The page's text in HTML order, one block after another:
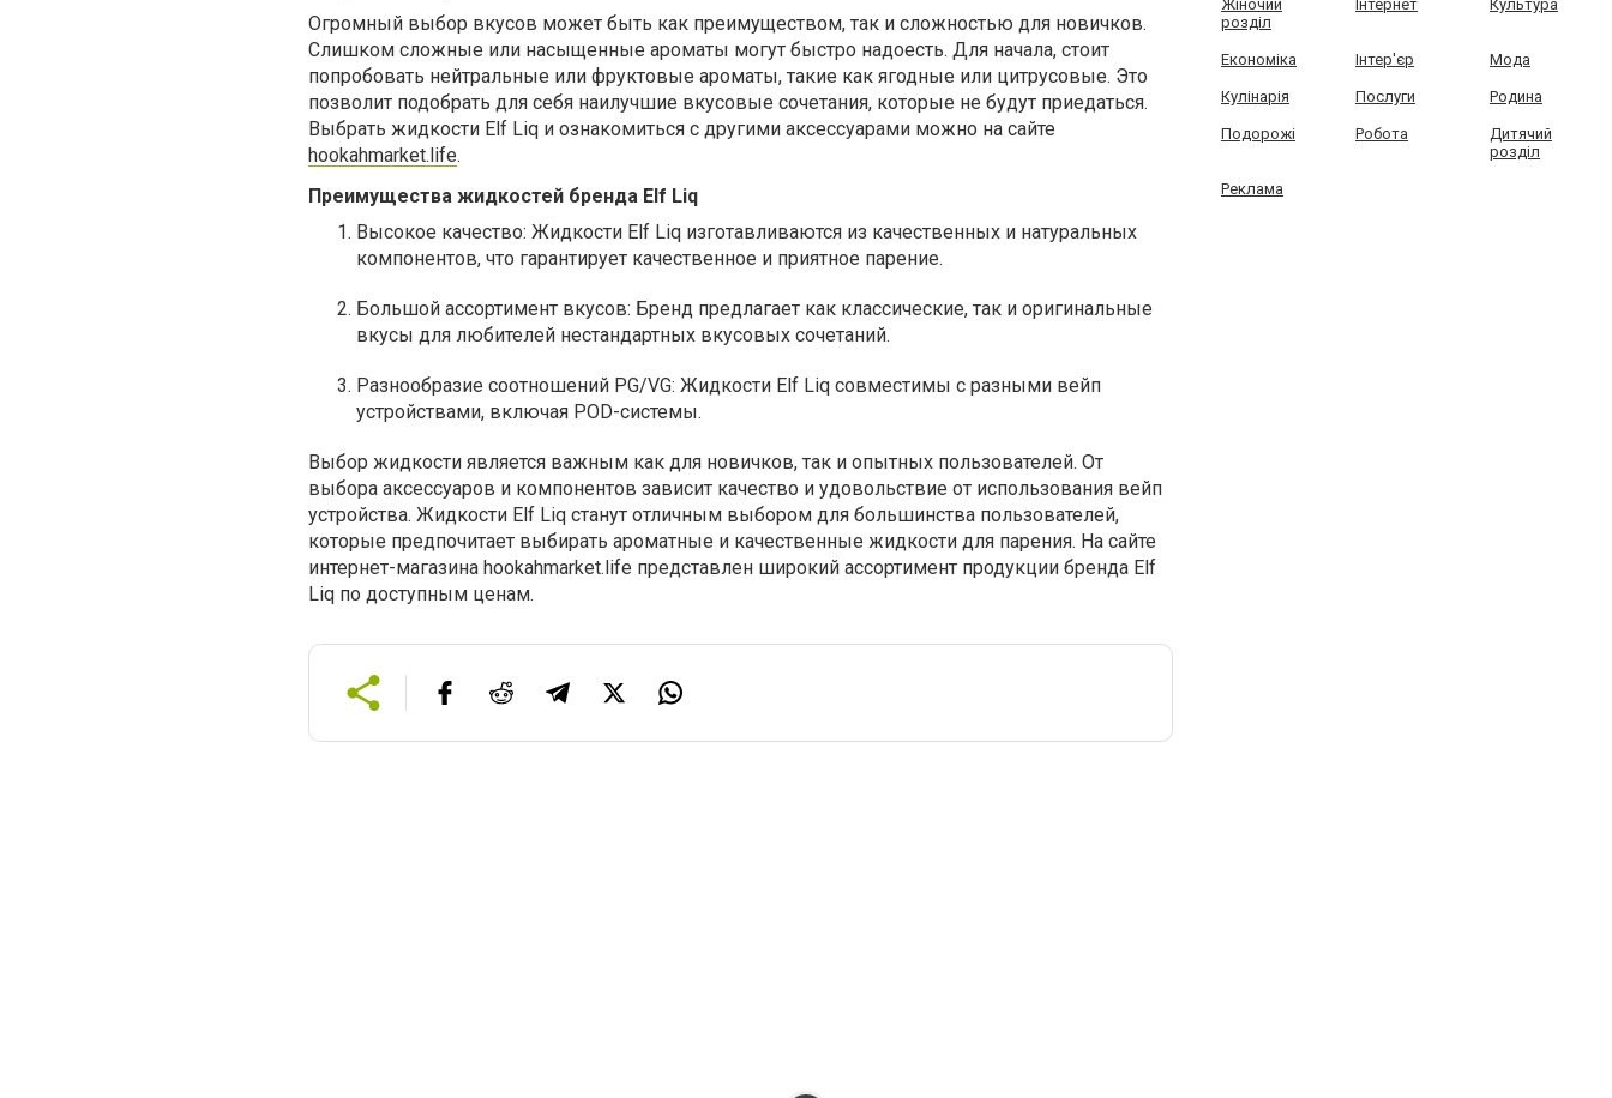
Огромный выбор вкусов может быть как преимуществом, так и сложностью для новичков.
Слишком сложные или насыщенные ароматы могут быстро надоесть. Для начала, стоит
попробовать нейтральные или фруктовые ароматы, такие как ягодные или цитрусовые. Это
позволит подобрать для себя наилучшие вкусовые сочетания, которые не будут приедаться.
Выбрать жидкости Elf Liq и ознакомиться с другими аксессуарами можно на сайте
hookahmarket.life.
Преимущества жидкостей бренда Elf Liq
Высокое качество: Жидкости Elf Liq изготавливаются из качественных и натуральных
компонентов, что гарантирует качественное и приятное парение.
Большой ассортимент вкусов: Бренд предлагает как классические, так и оригинальные
вкусы для любителей нестандартных вкусовых сочетаний.
Разнообразие соотношений PG/VG: Жидкости Elf Liq совместимы с разными вейп
устройствами, включая POD-системы.
Выбор жидкости является важным как для новичков, так и опытных пользователей. От
выбора аксессуаров и компонентов зависит качество и удовольствие от использования вейп
устройства. Жидкости Elf Liq станут отличным выбором для большинства пользователей,
которые предпочитает выбирать ароматные и качественные жидкости для парения. На сайте
интернет-магазина hookahmarket.life представлен широкий ассортимент продукции бренда Elf
Liq по доступным ценам.
Жіночий
розділ
Інтернет Культура
Економіка Інтер'єр Мода
Кулінарія Послуги Родина
Подорожі Робота
Дитячий
розділ
Реклама